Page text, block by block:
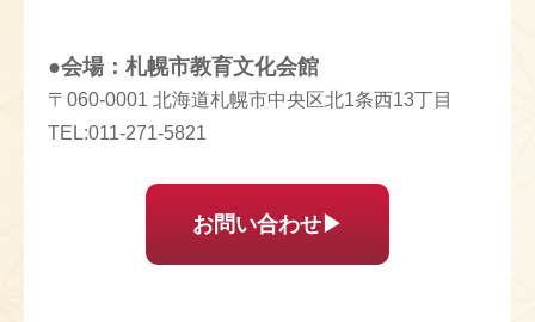
●会場：札幌市教育文化会館
〒060-0001 北海道札幌市中央区北1条西13丁目
TEL:011-271-5821
お問い合わせ▶︎